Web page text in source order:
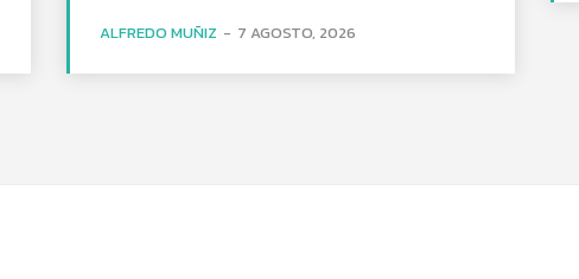
ALFREDO MUÑIZ - 7 AGOSTO, 2026